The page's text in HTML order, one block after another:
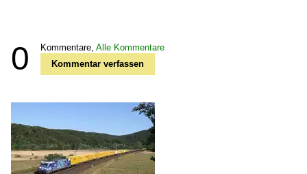
0 Kommentare, Alle Kommentare
Kommentar verfassen